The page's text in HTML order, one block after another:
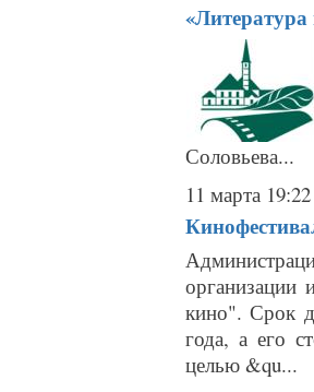
Соловьева...
11 марта 19:22
организации
кино". Срок
года, а его
целью &qu...